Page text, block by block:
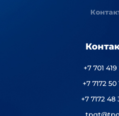
+7 701
+7 7172 50
+7 7172 48